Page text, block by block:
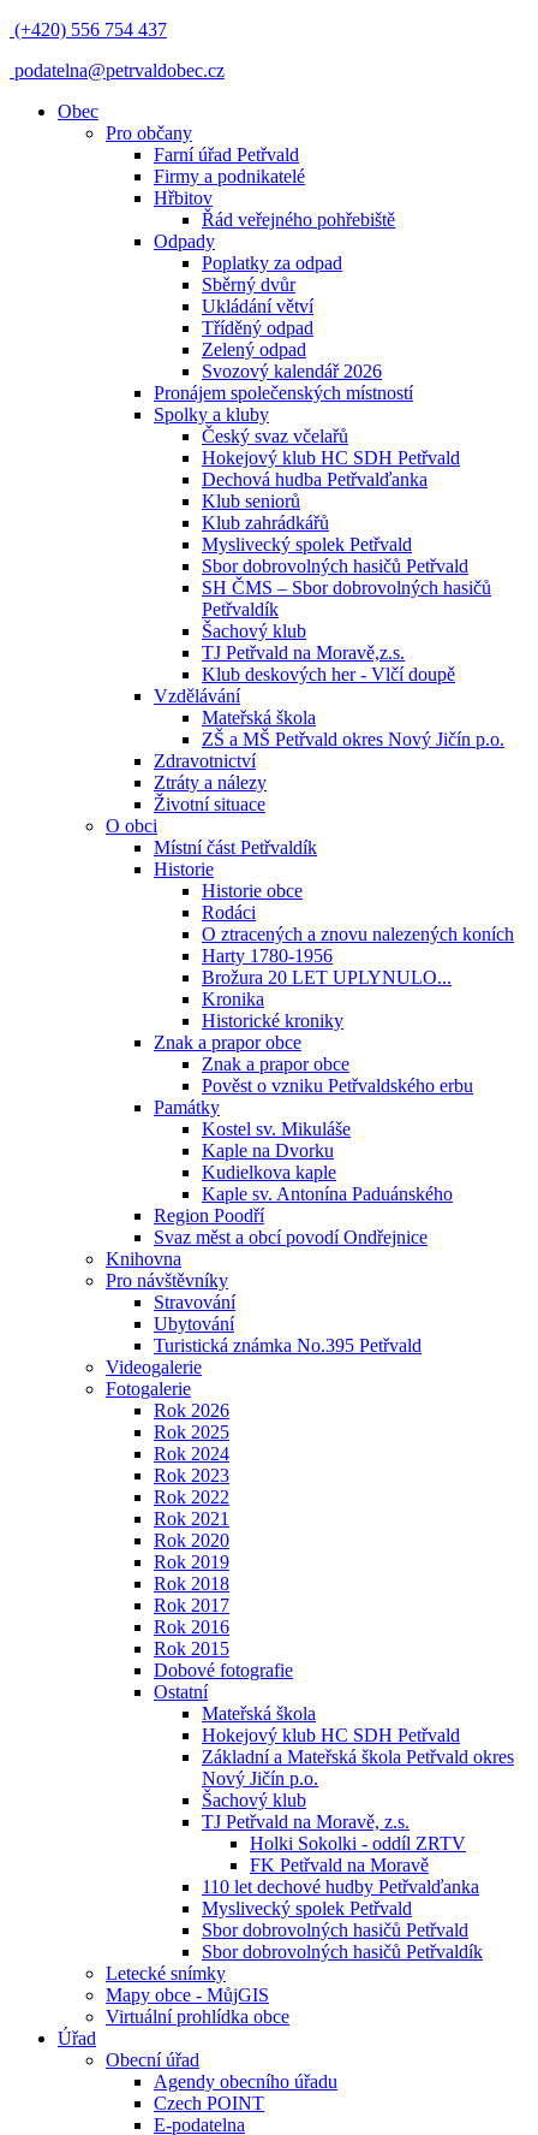
(+420) 556 754 437
podatelna@petrvaldobec.cz
Obec
Pro občany
Farní úřad Petřvald
Firmy a podnikatelé
Hřbitov
Řád veřejného pohřebiště
Odpady
Poplatky za odpad
Sběrný dvůr
Ukládání větví
Tříděný odpad
Zelený odpad
Svozový kalendář 2026
Pronájem společenských místností
Spolky a kluby
Český svaz včelařů
Hokejový klub HC SDH Petřvald
Dechová hudba Petřvalďanka
Klub seniorů
Klub zahrádkářů
Myslivecký spolek Petřvald
Sbor dobrovolných hasičů Petřvald
SH ČMS – Sbor dobrovolných hasičů
Petřvaldík
Šachový klub
TJ Petřvald na Moravě,z.s.
Klub deskových her - Vlčí doupě
Vzdělávání
Mateřská škola
ZŠ a MŠ Petřvald okres Nový Jičín p.o.
Zdravotnictví
Ztráty a nálezy
Životní situace
O obci
Místní část Petřvaldík
Historie
Historie obce
Rodáci
O ztracených a znovu nalezených koních
Harty 1780-1956
Brožura 20 LET UPLYNULO...
Kronika
Historické kroniky
Znak a prapor obce
Znak a prapor obce
Pověst o vzniku Petřvaldského erbu
Památky
Kostel sv. Mikuláše
Kaple na Dvorku
Kudielkova kaple
Kaple sv. Antonína Paduánského
Region Poodří
Svaz měst a obcí povodí Ondřejnice
Knihovna
Pro návštěvníky
Stravování
Ubytování
Turistická známka No.395 Petřvald
Videogalerie
Fotogalerie
Rok 2026
Rok 2025
Rok 2024
Rok 2023
Rok 2022
Rok 2021
Rok 2020
Rok 2019
Rok 2018
Rok 2017
Rok 2016
Rok 2015
Dobové fotografie
Ostatní
Mateřská škola
Hokejový klub HC SDH Petřvald
Základní a Mateřská škola Petřvald okres
Nový Jičín p.o.
Šachový klub
TJ Petřvald na Moravě, z.s.
Holki Sokolki - oddíl ZRTV
FK Petřvald na Moravě
110 let dechové hudby Petřvalďanka
Myslivecký spolek Petřvald
Sbor dobrovolných hasičů Petřvald
Sbor dobrovolných hasičů Petřvaldík
Letecké snímky
Mapy obce - MůjGIS
Virtuální prohlídka obce
Úřad
Obecní úřad
Agendy obecního úřadu
Czech POINT
E-podatelna